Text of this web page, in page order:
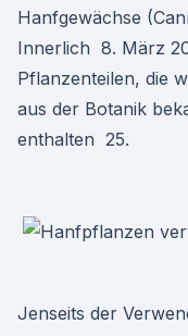
Hanfgewächse
Innerlich 8. März
Pflanzenteilen, die
aus der Botanik
enthalten 25.
Jenseits der